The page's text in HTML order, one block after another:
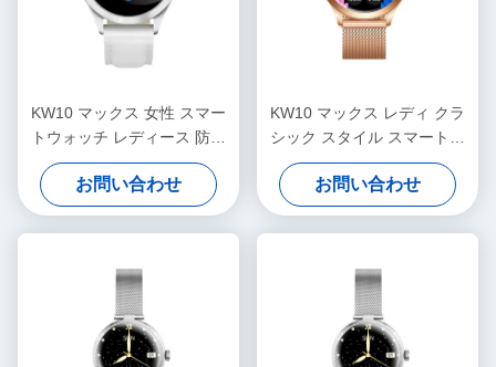
KW10 マックス 女性 スマー
トウォッチ レディース 防水
女性 フィットネス スマート
ウォッチ AMOLEDディスプ
レイ
お問い合わせ
KW10 マックス レディ クラ
シック スタイル スマートウ
ォッチ 1.3 インチ 女性健康
スマートウォッチ 防水
お問い合わせ